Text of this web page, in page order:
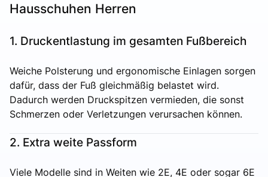
Hausschuhen Herren
1. Druckentlastung im gesamten Fußbereich
Weiche Polsterung und ergonomische Einlagen sorgen
dafür, dass der Fuß gleichmäßig belastet wird.
Dadurch werden Druckspitzen vermieden, die sonst
Schmerzen oder Verletzungen verursachen können.
2. Extra weite Passform
Viele Modelle sind in Weiten wie 2E, 4E oder sogar 6E